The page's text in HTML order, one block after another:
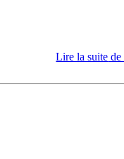
Lire la suite de